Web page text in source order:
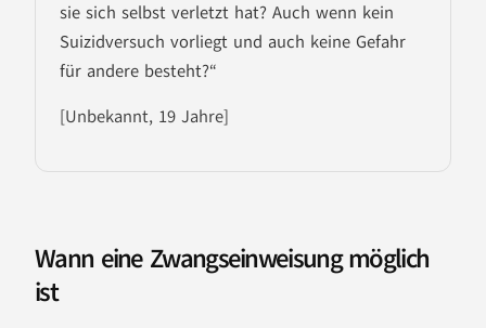
sie sich selbst verletzt hat? Auch wenn kein
Suizidversuch vorliegt und auch keine Gefahr
für andere besteht?“
[Unbekannt, 19 Jahre]
Wann eine Zwangseinweisung möglich
ist